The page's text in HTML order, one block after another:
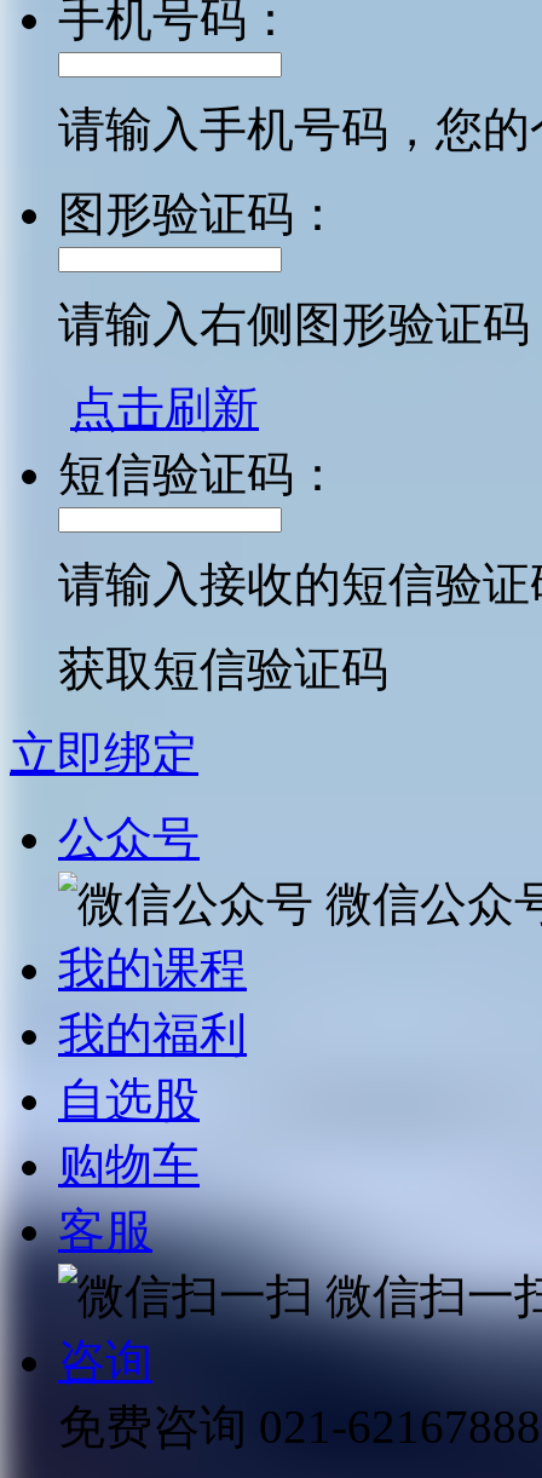
手机号码：
请输入手机号码，您
图形验证码：
请输入右侧图形验证码
点击刷新
短信验证码：
请输入接收的短信验证
获取短信验证码
立即绑定
公众号
微信公众
我的课程
我的福利
自选股
购物车
客服
微信扫一
咨询
免费咨询 021-62167888